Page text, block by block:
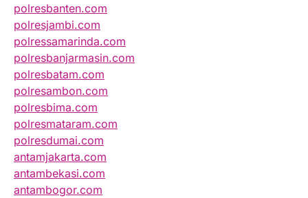
polresbanten.com
polresjambi.com
polressamarinda.com
polresbanjarmasin.com
polresbatam.com
polresambon.com
polresbima.com
polresmataram.com
polresdumai.com
antamjakarta.com
antambekasi.com
antambogor.com